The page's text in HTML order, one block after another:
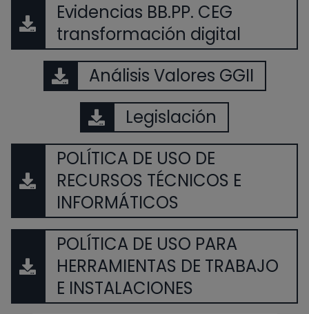
Evidencias BB.PP. CEG
transformación digital
Análisis Valores GGII
Legislación
POLÍTICA DE USO DE
RECURSOS TÉCNICOS E
INFORMÁTICOS
POLÍTICA DE USO PARA
HERRAMIENTAS DE TRABAJO
E INSTALACIONES